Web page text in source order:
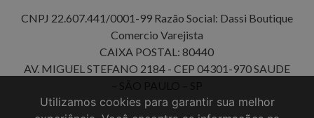
CNPJ 22.607.441/0001-99 Razão Social: Dassi Boutique
Comercio Varejista
CAIXA POSTAL: 80440
AV. MIGUEL STEFANO 2184 - CEP 04301-970 SAUDE
Utilizamos cookies para garantir sua melhor